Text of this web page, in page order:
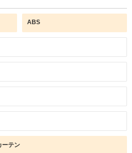
ABS
ーテン